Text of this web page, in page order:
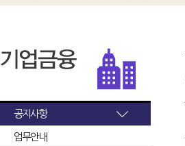
공지사항
업무안내